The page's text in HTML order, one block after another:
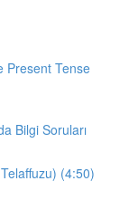
Present Tense
Bilgi Soruları
(4:50)